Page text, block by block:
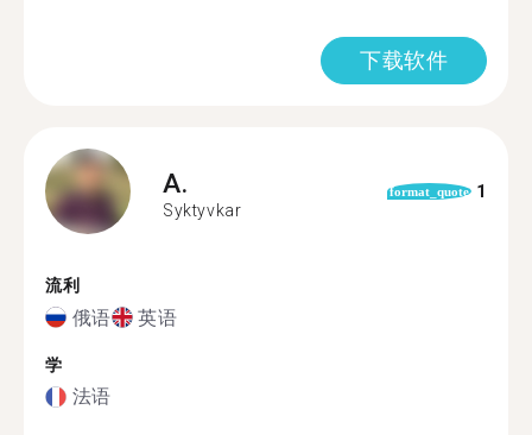
下载软件
A.
Syktyvkar
format_quote 1
流利
俄语 英语
学
法语